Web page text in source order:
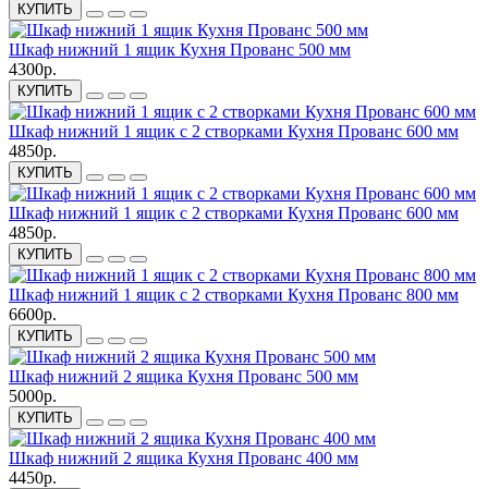
КУПИТЬ
Шкаф нижний 1 ящик Кухня Прованс 500 мм
4300р.
КУПИТЬ
Шкаф нижний 1 ящик с 2 створками Кухня Прованс 600 мм
4850р.
КУПИТЬ
Шкаф нижний 1 ящик с 2 створками Кухня Прованс 600 мм
4850р.
КУПИТЬ
Шкаф нижний 1 ящик с 2 створками Кухня Прованс 800 мм
6600р.
КУПИТЬ
Шкаф нижний 2 ящика Кухня Прованс 500 мм
5000р.
КУПИТЬ
Шкаф нижний 2 ящика Кухня Прованс 400 мм
4450р.